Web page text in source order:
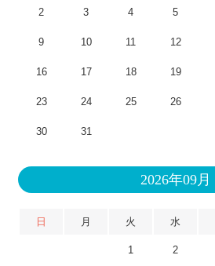
2 3 4 5
9 10 11 12
16 17 18 19
23 24 25 26
30 31
2026年09月
日 月 火 水
1 2